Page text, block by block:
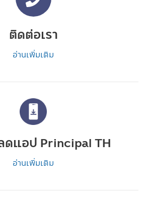
ติดต่อเรา
อ่านเพิ่มเติม
ดแอป Principal TH
อ่านเพิ่มเติม